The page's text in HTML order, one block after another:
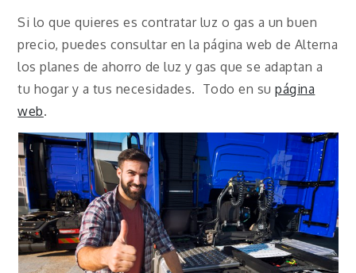
Si lo que quieres es contratar luz o gas a un buen
precio, puedes consultar en la página web de Alterna
los planes de ahorro de luz y gas que se adaptan a
tu hogar y a tus necesidades. Todo en supágina
web.